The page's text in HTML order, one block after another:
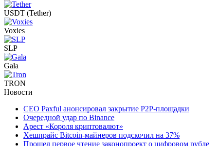
USDT (Tether)
Voxies
SLP
Gala
TRON
Новости
CEO Paxful анонсировал закрытие P2P-площадки
Очередной удар по Binance
Арест «Короля криптовалют»
Хешпрайс Bitcoin-майнеров подскочил на 37%
Прошел первое чтение законопроект о цифровом рубле